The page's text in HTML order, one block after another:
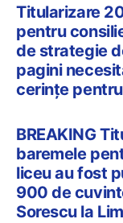
Titularizare
pentru
de strategie
pagini
cerințe
BREAKING
baremele
liceu au fost
900 de
Sorescu la